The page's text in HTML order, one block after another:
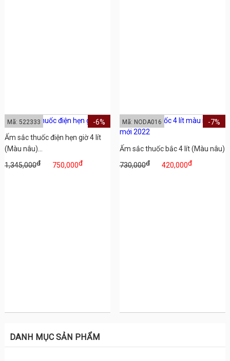
Ấm sắc thuốc điện hẹn giờ 4 lít
(Màu nâu)...
1,345,000đ 750,000đ
-6%
Mã: 522333
Ấm sắc thuốc bắc 4 lít (Màu nâu)
730,000đ 420,000đ
-7%
Mã: NODA016
DANH MỤC SẢN PHẨM